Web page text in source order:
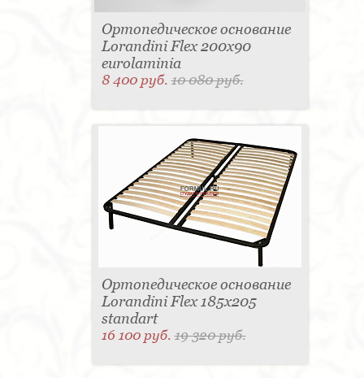
Ортопедическое основание
Lorandini Flex 200x90
eurolaminia
8 400 руб.10 080 руб.
Ортопедическое основание
Lorandini Flex 185x205
standart
16 100 руб.19 320 руб.